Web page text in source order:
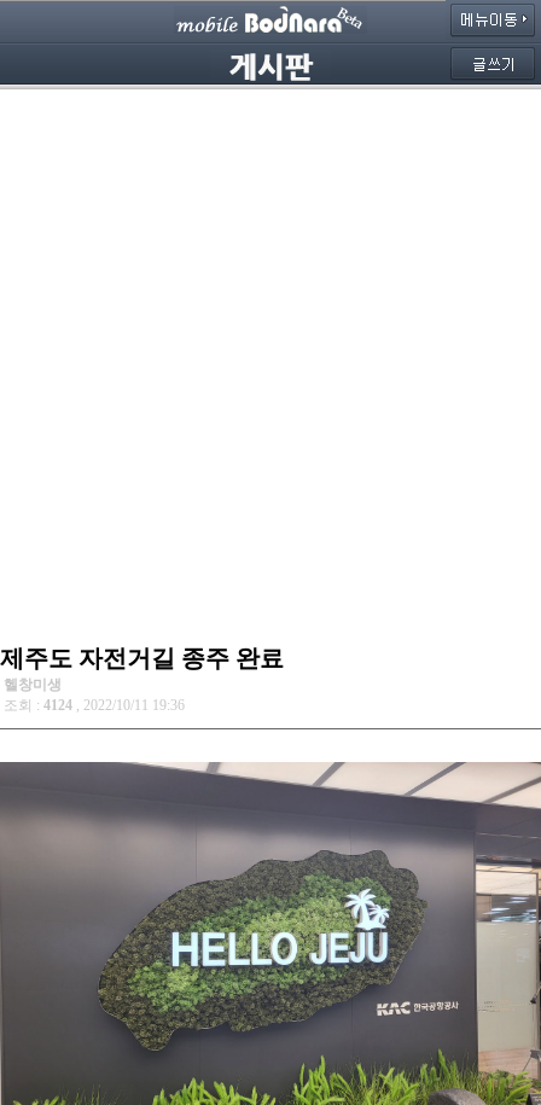
제주도 자전거길 종주 완료
헬창미생
조회 : 4124 , 2022/10/11 19:36